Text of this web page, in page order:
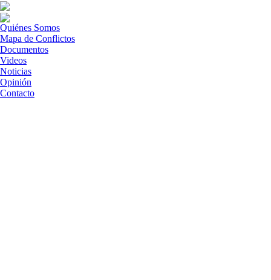
Quiénes Somos
Mapa de Conflictos
Documentos
Videos
Noticias
Opinión
Contacto